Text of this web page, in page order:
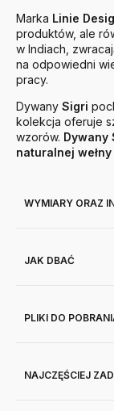
Marka Linie
produktów, ale
w Indiach,
na odpowiedni
pracy.
Dywany Sigri
kolekcja oferuje
wzorów. Dywany
naturalnej
WYMIARY ORAZ
JAK DBAĆ
PLIKI DO
NAJCZĘŚCIEJ